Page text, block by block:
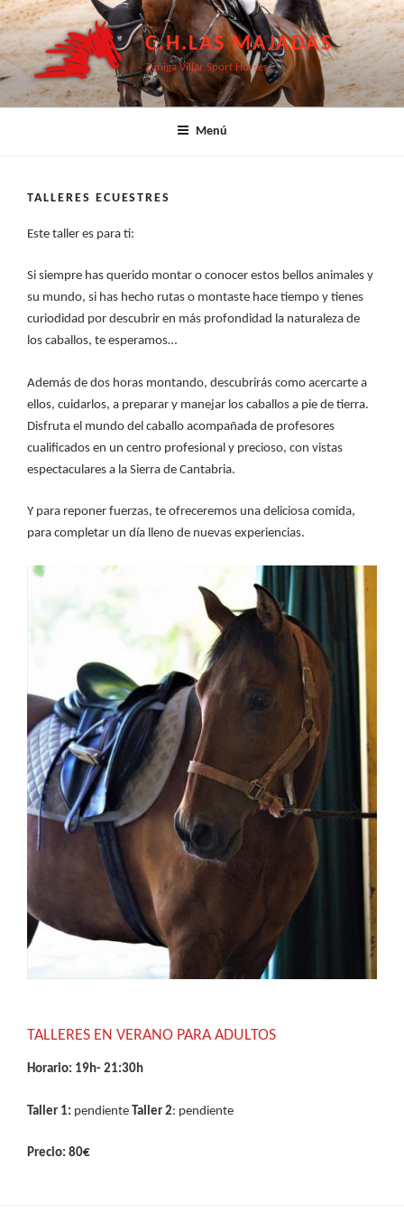
Saltar
al
contenido
C.H.LAS MAJADAS
Zúñiga Villar Sport Horses
Menú
TALLERES ECUESTRES
Este taller es para ti:
Si siempre has querido montar o conocer estos bellos animales y
su mundo, si has hecho rutas o montaste hace tiempo y tienes
curiodidad por descubrir en más profondidad la naturaleza de
los caballos, te esperamos…
Además de dos horas montando, descubrirás como acercarte a
ellos, cuidarlos, a preparar y manejar los caballos a pie de tierra.
Disfruta el mundo del caballo acompañada de profesores
cualificados en un centro profesional y precioso, con vistas
espectaculares a la Sierra de Cantabria.
Y para reponer fuerzas, te ofreceremos una deliciosa comida,
para completar un día lleno de nuevas experiencias.
TALLERES EN VERANO PARA ADULTOS
Horario: 19h- 21:30h
Taller 1: pendiente Taller 2: pendiente
Precio: 80€